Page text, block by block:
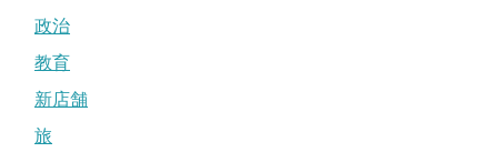
政治
教育
新店舗
旅